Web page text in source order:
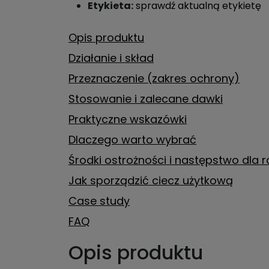
Etykieta:sprawdź aktualną etykietę
Opis produktu
Działanie i skład
Przeznaczenie (zakres ochrony)
Stosowanie i zalecane dawki
Praktyczne wskazówki
Dlaczego warto wybrać
Środki ostrożności i następstwo dla
Jak sporządzić ciecz użytkową
Case study
FAQ
Opis produktu